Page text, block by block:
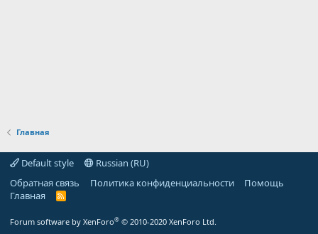
Главная
Default style
Russian (RU)
Обратная связь
Политика конфиденциальности
Помощь
Главная
R
Forum software by XenForo® © 2010-2020 XenForo Ltd.